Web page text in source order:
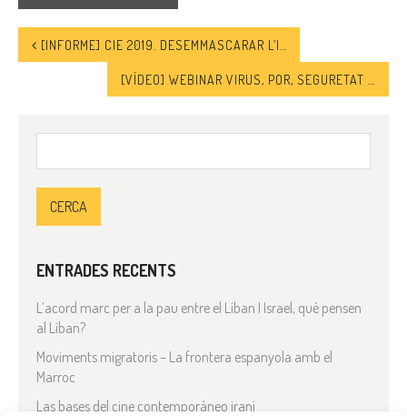
[INFORME] CIE 2019. DESEMMASCARAR L’INTERNAMENT
ENTRADES RECENTS
L’acord marc per a la pau entre el Líban I Israel, què pensen
al Líban?
Moviments migratoris – La frontera espanyola amb el
Marroc
Las bases del cine contemporáneo iraní